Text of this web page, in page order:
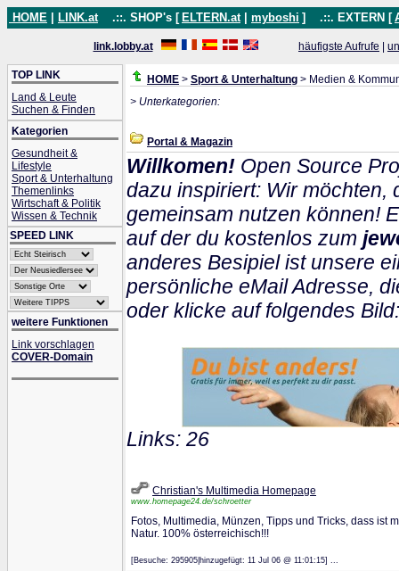
HOME LINK.at .::. SHOP's [ ELTERN.at myboshi ] .::. EXTERN [
link.lobby.at häufigste Aufrufe
TOP LINK
Land & Leute
Suchen & Finden
Kategorien
Gesundheit &
Lifestyle
Sport & Unterhaltung
Themenlinks
Wirtschaft & Politik
Wissen & Technik
SPEED LINK
weitere Funktionen
Link vorschlagen
COVER-Domain
HOME > Sport & Unterhaltung > Medien &
> Unterkategorien:
Portal & Magazin
Willkomen! Open Source
dazu inspiriert: Wir möchten,
gemeinsam nutzen können!
auf der du kostenlos zum
anderes Besipiel ist unsere
persönliche eMail Adresse,
oder klicke auf folgendes Bild:
Links: 26
Christian's Multimedia Homepage
www.homepage24.de/schroetter
Fotos, Multimedia, Münzen, Tipps und Tricks, dass ist
Natur. 100% österreichisch!!!
[Besuche: 295905|hinzugefügt: 11 Jul 06 @ 11:01:15] ...